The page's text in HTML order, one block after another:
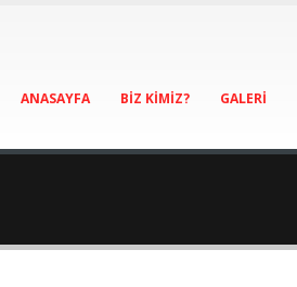
ANASAYFA BİZ KİMİZ? GALERİ